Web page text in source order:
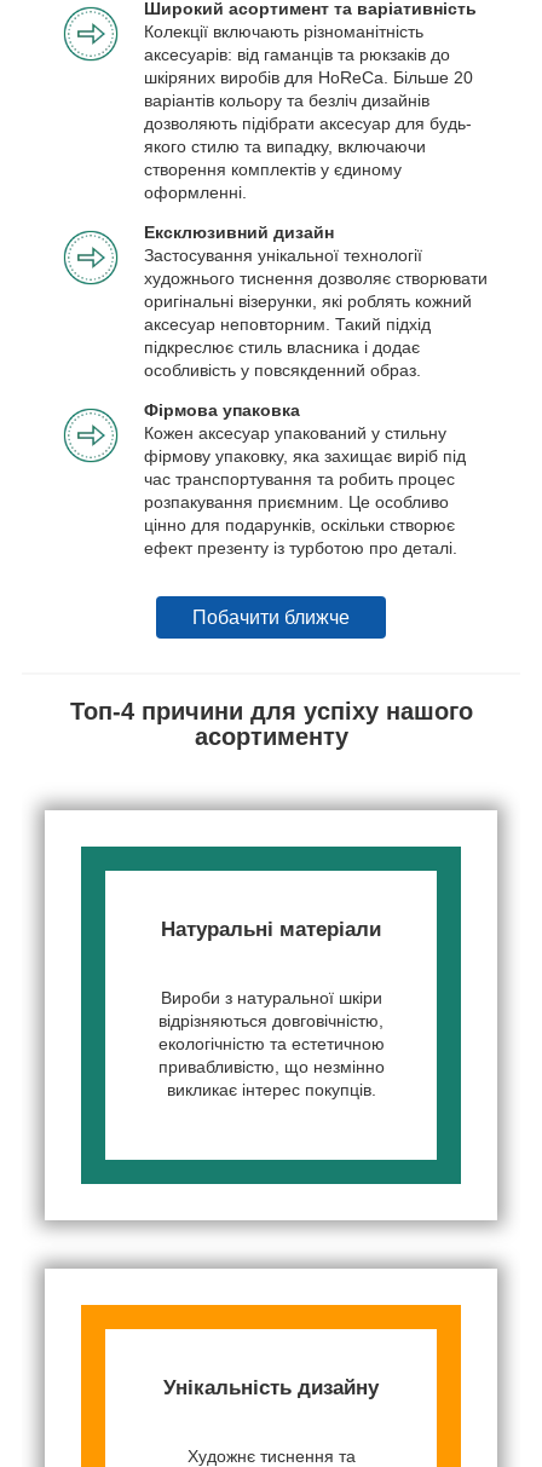
Широкий асортимент та варіативність
Колекції включають різноманітність
аксесуарів: від гаманців та рюкзаків до
шкіряних виробів для HoReCa. Більше 20
варіантів кольору та безліч дизайнів
дозволяють підібрати аксесуар для будь-
якого стилю та випадку, включаючи
створення комплектів у єдиному
оформленні.
Ексклюзивний дизайн
Застосування унікальної технології
художнього тиснення дозволяє створювати
оригінальні візерунки, які роблять кожний
аксесуар неповторним. Такий підхід
підкреслює стиль власника і додає
особливість у повсякденний образ.
Фірмова упаковка
Кожен аксесуар упакований у стильну
фірмову упаковку, яка захищає виріб під
час транспортування та робить процес
розпакування приємним. Це особливо
цінно для подарунків, оскільки створює
ефект презенту із турботою про деталі.
Побачити ближче
Топ-4 причини для успіху нашого
асортименту
Натуральні матеріали
Вироби з натуральної шкіри
відрізняються довговічністю,
екологічністю та естетичною
привабливістю, що незмінно
викликає інтерес покупців.
Унікальність дизайну
Художнє тиснення та